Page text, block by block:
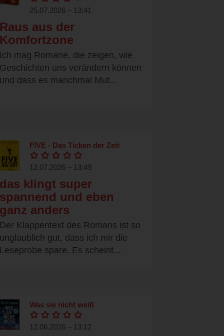
25.07.2026 – 13:41
Raus aus der
Komfortzone
Ich mag Romane, die zeigen, wie
Geschichten uns verändern können
und dass es manchmal Mut...
FIVE - Das Ticken der Zeit
12.07.2026 – 13:49
das klingt super
spannend und eben
ganz anders
Der Klappentext des Romans ist so
unglaublich gut, dass ich mir die
Leseprobe spare. Es scheint...
Was sie nicht weiß
12.06.2026 – 13:12